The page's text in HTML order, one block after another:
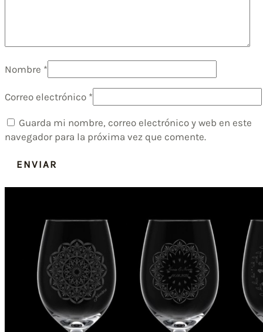
Nombre *
Correo electrónico *
Guarda mi nombre, correo electrónico y web en este
navegador para la próxima vez que comente.